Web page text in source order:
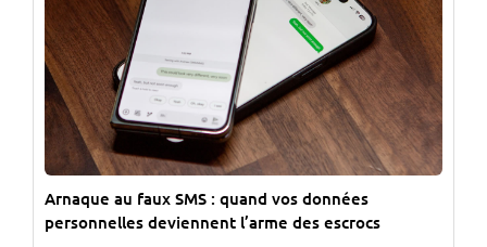
Arnaque au faux SMS : quand vos données
personnelles deviennent l’arme des escrocs